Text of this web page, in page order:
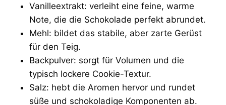
Vanilleextrakt: verleiht eine feine, warme
Note, die die Schokolade perfekt abrundet.
Mehl: bildet das stabile, aber zarte Gerüst
für den Teig.
Backpulver: sorgt für Volumen und die
typisch lockere Cookie-Textur.
Salz: hebt die Aromen hervor und rundet
süße und schokoladige Komponenten ab.